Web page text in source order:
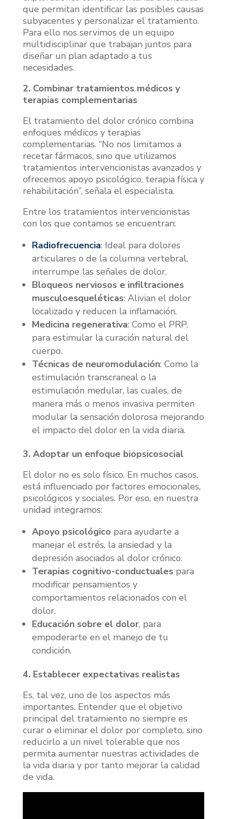
que permitan identificar las posibles causas
subyacentes y personalizar el tratamiento.
Para ello nos servimos de un equipo
multidisciplinar que trabajan juntos para
diseñar un plan adaptado a tus
necesidades.
2. Combinar tratamientos médicos y
terapias complementarias
El tratamiento del dolor crónico combina
enfoques médicos y terapias
complementarias. “No nos limitamos a
recetar fármacos, sino que utilizamos
tratamientos intervencionistas avanzados y
ofrecemos apoyo psicológico, terapia física y
rehabilitación”, señala el especialista.
Entre los tratamientos intervencionistas
con los que contamos se encuentran:
Radiofrecuencia: Ideal para dolores
articulares o de la columna vertebral,
interrumpe las señales de dolor.
Bloqueos nerviosos e infiltraciones
musculoesqueléticas: Alivian el dolor
localizado y reducen la inflamación.
Medicina regenerativa: Como el PRP,
para estimular la curación natural del
cuerpo.
Técnicas de neuromodulación: Como la
estimulación transcraneal o la
estimulación medular, las cuales, de
manera más o menos invasiva permiten
modular la sensación dolorosa mejorando
el impacto del dolor en la vida diaria.
3. Adoptar un enfoque biopsicosocial
El dolor no es solo físico. En muchos casos,
está influenciado por factores emocionales,
psicológicos y sociales. Por eso, en nuestra
unidad integramos:
Apoyo psicológico para ayudarte a
manejar el estrés, la ansiedad y la
depresión asociados al dolor crónico.
Terapias cognitivo-conductualespara
modificar pensamientos y
comportamientos relacionados con el
dolor.
Educación sobre el dolor, para
empoderarte en el manejo de tu
condición.
4. Establecer expectativas realistas
Es, tal vez, uno de los aspectos más
importantes. Entender que el objetivo
principal del tratamiento no siempre es
curar o eliminar el dolor por completo, sino
reducirlo a un nivel tolerable que nos
permita aumentar nuestras actividades de
la vida diaria y por tanto mejorar la calidad
de vida.